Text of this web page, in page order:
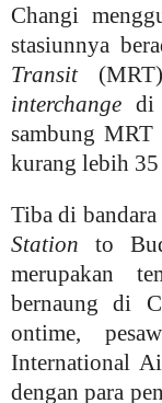
Changi
stasiunnya
Transit
interchange di
sambung MRT
kurang lebih
Tiba di
Station to
merupakan
bernaung di
ontime,
International
dengan para